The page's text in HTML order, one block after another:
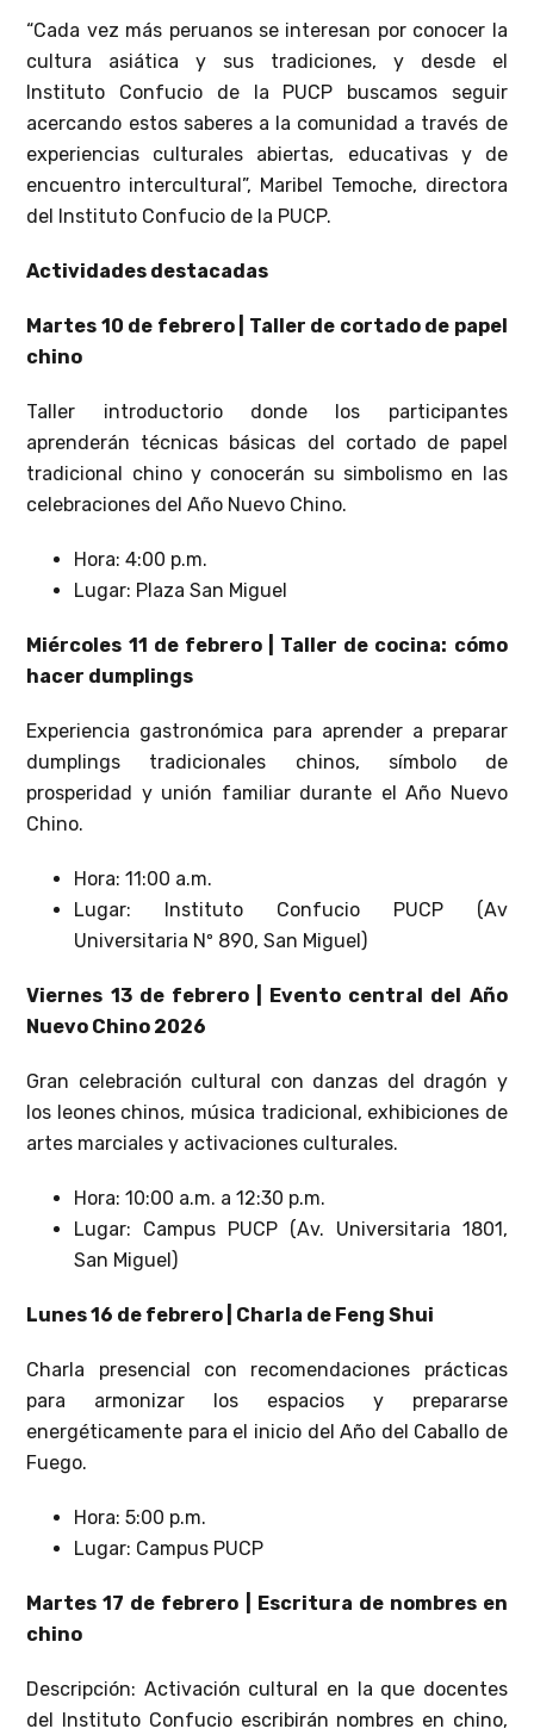
“Cada vez más peruanos se interesan por conocer la
cultura asiática y sus tradiciones, y desde el
Instituto Confucio de la PUCP buscamos seguir
acercando estos saberes a la comunidad a través de
experiencias culturales abiertas, educativas y de
encuentro intercultural”, Maribel Temoche, directora
del Instituto Confucio de la PUCP.
Actividades destacadas
Martes 10 de febrero | Taller de cortado de papel
chino
Taller introductorio donde los participantes
aprenderán técnicas básicas del cortado de papel
tradicional chino y conocerán su simbolismo en las
celebraciones del Año Nuevo Chino.
Hora: 4:00 p.m.
Lugar: Plaza San Miguel
Miércoles 11 de febrero | Taller de cocina: cómo
hacer dumplings
Experiencia gastronómica para aprender a preparar
dumplings tradicionales chinos, símbolo de
prosperidad y unión familiar durante el Año Nuevo
Chino.
Hora: 11:00 a.m.
Lugar: Instituto Confucio PUCP (Av
Universitaria Nº 890, San Miguel)
Viernes 13 de febrero | Evento central del Año
Nuevo Chino 2026
Gran celebración cultural con danzas del dragón y
los leones chinos, música tradicional, exhibiciones de
artes marciales y activaciones culturales.
Hora: 10:00 a.m. a 12:30 p.m.
Lugar: Campus PUCP (Av. Universitaria 1801,
San Miguel)
Lunes 16 de febrero | Charla de Feng Shui
Charla presencial con recomendaciones prácticas
para armonizar los espacios y prepararse
energéticamente para el inicio del Año del Caballo de
Fuego.
Hora: 5:00 p.m.
Lugar: Campus PUCP
Martes 17 de febrero | Escritura de nombres en
chino
Descripción: Activación cultural en la que docentes
del Instituto Confucio escribirán nombres en chino,